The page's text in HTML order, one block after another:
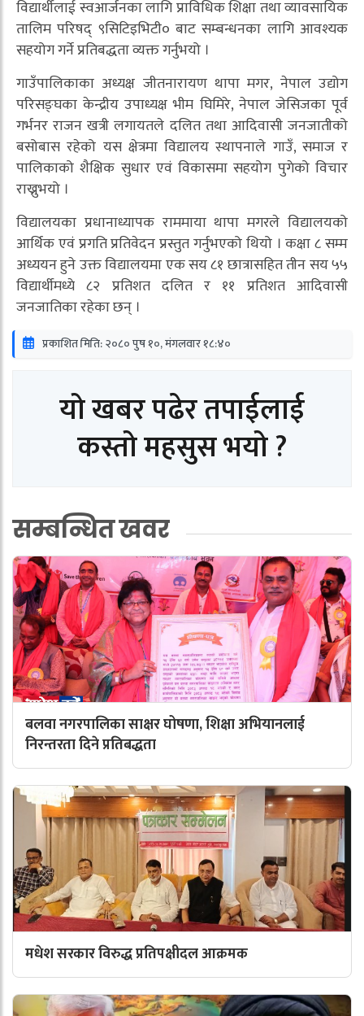
विद्यार्थीलाई स्वआर्जनका लागि प्राविधिक शिक्षा तथा व्यावसायिक
तालिम परिषद् ९सिटिइभिटी० बाट सम्बन्धनका लागि आवश्यक
सहयोग गर्ने प्रतिबद्धता व्यक्त गर्नुभयो ।
गाउँपालिकाका अध्यक्ष जीतनारायण थापा मगर, नेपाल उद्योग
परिसङ्घका केन्द्रीय उपाध्यक्ष भीम घिमिरे, नेपाल जेसिजका पूर्व
गर्भनर राजन खत्री लगायतले दलित तथा आदिवासी जनजातीको
बसोबास रहेको यस क्षेत्रमा विद्यालय स्थापनाले गाउँ, समाज र
पालिकाको शैक्षिक सुधार एवं विकासमा सहयोग पुगेको विचार
राख्नुभयो ।
विद्यालयका प्रधानाध्यापक राममाया थापा मगरले विद्यालयको
आर्थिक एवं प्रगति प्रतिवेदन प्रस्तुत गर्नुभएको थियो । कक्षा ८ सम्म
अध्ययन हुने उक्त विद्यालयमा एक सय ८१ छात्रासहित तीन सय ५५
विद्यार्थीमध्ये ८२ प्रतिशत दलित र ११ प्रतिशत आदिवासी
जनजातिका रहेका छन् ।
प्रकाशित मिति: २०८० पुष १०, मंगलवार १८:४०
यो खबर पढेर तपाईलाई
कस्तो महसुस भयो ?
सम्बन्धित खवर
बलवा नगरपालिका साक्षर घोषणा, शिक्षा अभियानलाई
निरन्तरता दिने प्रतिबद्धता
मधेश सरकार विरुद्ध प्रतिपक्षीदल आक्रमक